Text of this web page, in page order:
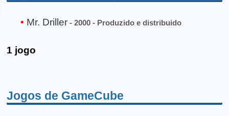
Mr. Driller - 2000 - Produzido e distribuido
1 jogo
Jogos de GameCube